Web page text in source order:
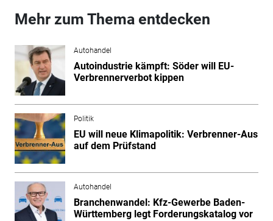
Mehr zum Thema entdecken
Autohandel
Autoindustrie kämpft: Söder will EU-
Verbrennerverbot kippen
Politik
EU will neue Klimapolitik: Verbrenner-Aus
auf dem Prüfstand
Autohandel
Branchenwandel: Kfz-Gewerbe Baden-
Württemberg legt Forderungskatalog vor